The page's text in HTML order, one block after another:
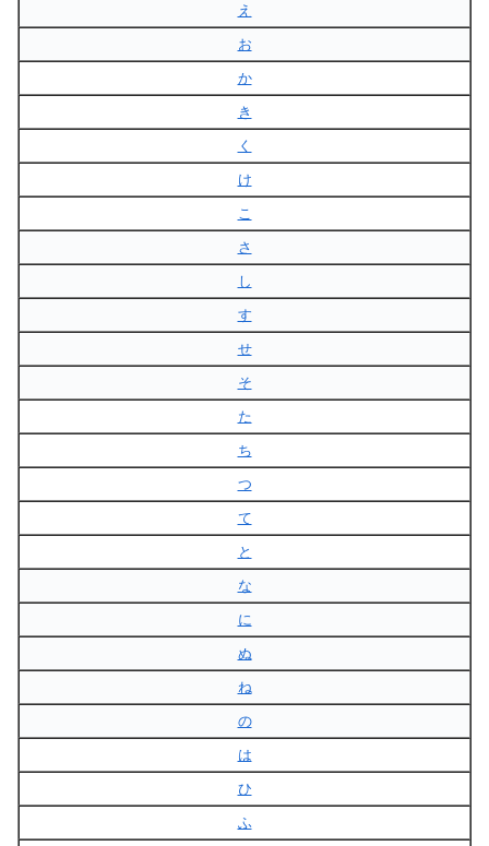
え
お
か
き
く
け
こ
さ
し
す
せ
そ
た
ち
つ
て
と
な
に
ぬ
ね
の
は
ひ
ふ